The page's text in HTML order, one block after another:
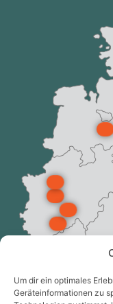
Um dir ein optimales
Geräteinformationen zu